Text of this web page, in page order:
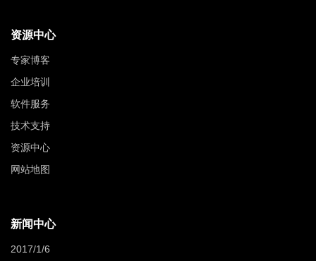
资源中心
专家博客
企业培训
软件服务
技术支持
资源中心
网站地图
新闻中心
2017/1/6